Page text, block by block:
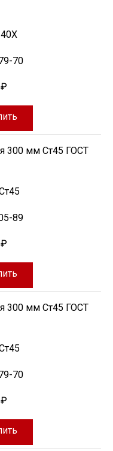
40Х
70
300 мм Ст45 ГОСТ
89
300 мм Ст45 ГОСТ
70